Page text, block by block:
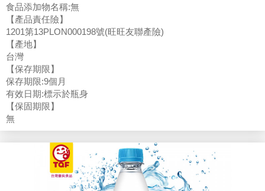
食品添加物名稱:無
【產品責任險】
1201第13PLON000198號(旺旺友聯產險)
【產地】
台灣
【保存期限】
保存期限:9個月
有效日期:標示於瓶身
【保固期限】
無